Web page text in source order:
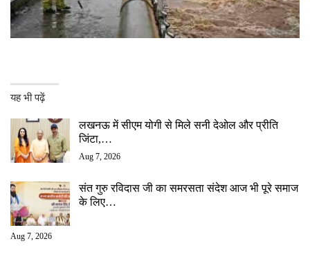
यह भी पढ़ें
लखनऊ में सीएम योगी से मिले सनी देओल और प्रीति
जिंटा,…
Aug 7, 2026
संत गुरु रविदास जी का समरसता संदेश आज भी पूरे समाज
के लिए…
Aug 7, 2026